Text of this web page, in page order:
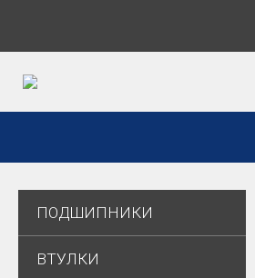
ПОДШИПНИКИ
ВТУЛКИ